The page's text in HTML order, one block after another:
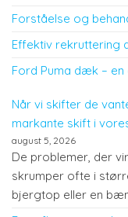
Forståelse og
Effektiv rekruttering
Ford Puma dæk –
Når vi skifter de
markante skift i
august 5, 2026
De problemer, der
skrumper ofte i
bjergtop eller en